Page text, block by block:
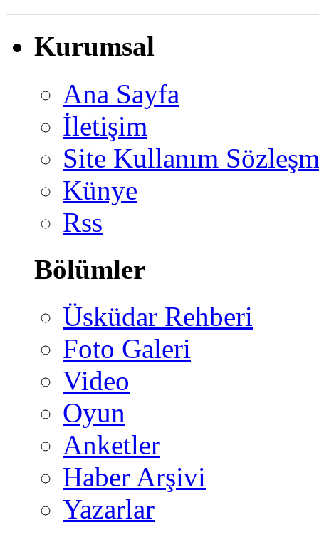
Kurumsal
Ana Sayfa
İletişim
Site Kullanım
Künye
Rss
Bölümler
Üsküdar Rehberi
Foto Galeri
Video
Oyun
Anketler
Haber Arşivi
Yazarlar